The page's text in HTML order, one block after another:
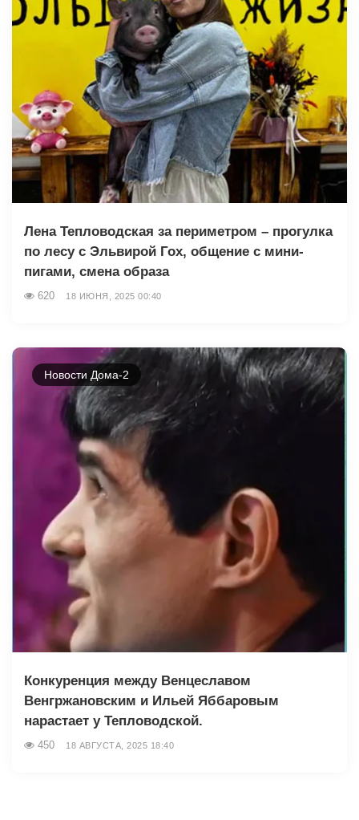
Лена Тепловодская за периметром – прогулка
по лесу с Эльвирой Гох, общение с мини-
пигами, смена образа
620 18 ИЮНЯ, 2025 00:40
Новости Дома-2
Конкуренция между Венцеславом
Венгржановским и Ильей Яббаровым
нарастает у Тепловодской.
450 18 АВГУСТА, 2025 18:40